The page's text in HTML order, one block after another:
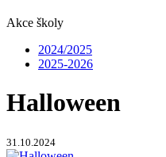
Akce školy
2024/2025
2025-2026
Halloween
31.10.2024